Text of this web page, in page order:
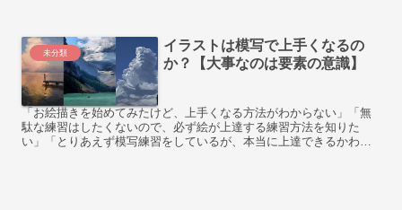
未分類
イラストは模写で上手くなるの
か？【大事なのは要素の意識】
「お絵描きを始めてみたけど、上手くなる方法がわからない」「無
駄な練習はしたくないので、必ず絵が上達する練習方法を知りた
い」「とりあえず模写練習をしているが、本当に上達できるかわか